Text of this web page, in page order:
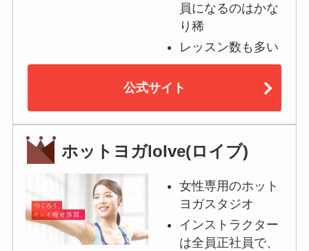
員になるのはかな
り稀
レッスン数も多い
公式サイト
ホットヨガloIve(ロイブ)
女性専用のホット
ヨガスタジオ
インストラクター
は全員正社員で、